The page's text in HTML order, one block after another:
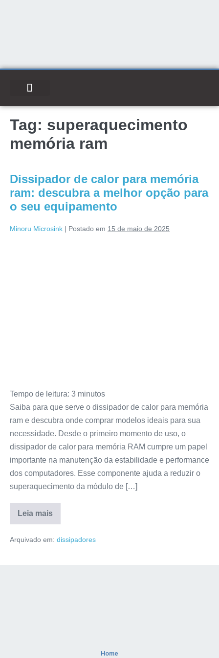
Tag: superaquecimento
memória ram
Dissipador de calor para memória
ram: descubra a melhor opção para
o seu equipamento
Minoru Microsink | Postado em 15 de maio de 2025
Tempo de leitura: 3 minutos
Saiba para que serve o dissipador de calor para memória
ram e descubra onde comprar modelos ideais para sua
necessidade. Desde o primeiro momento de uso, o
dissipador de calor para memória RAM cumpre um papel
importante na manutenção da estabilidade e performance
dos computadores. Esse componente ajuda a reduzir o
superaquecimento da módulo de […]
Leia mais
Arquivado em: dissipadores
Home